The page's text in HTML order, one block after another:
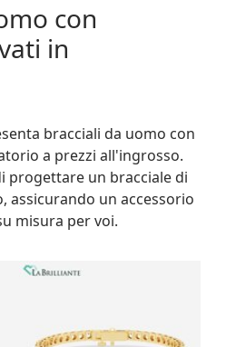
con
in
bracciali da uomo con
a prezzi all'ingrosso.
progettare un bracciale di
assicurando un accessorio
misura per voi.